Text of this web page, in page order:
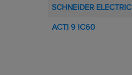
SCHNEIDER ELECTRIC
ACTI 9 IC60